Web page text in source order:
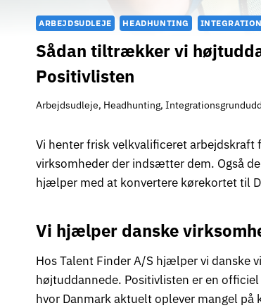
ARBEJDSUDLEJE HEADHUNTING
Sådan tiltrækker vi
Positivlisten
Arbejdsudleje, Headhunting,
Vi henter frisk velkvalificeret arbejdskraft
virksomheder der indsætter dem. Også
hjælper med at konvertere kørekortet til
Vi hjælper danske
Hos Talent Finder A/S hjælper vi danske
højtuddannede. Positivlisten er en
hvor Danmark aktuelt oplever mangel på